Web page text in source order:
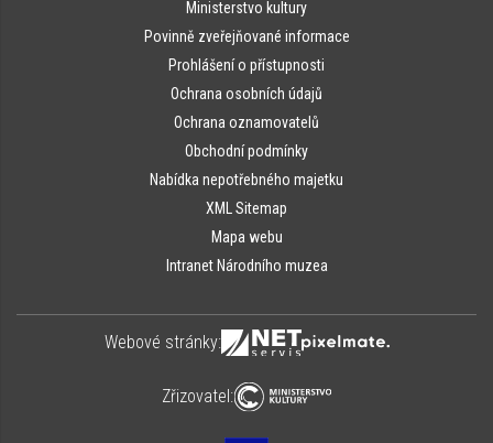
Ministerstvo kultury
Povinně zveřejňované informace
Prohlášení o přístupnosti
Ochrana osobních údajů
Ochrana oznamovatelů
Obchodní podmínky
Nabídka nepotřebného majetku
XML Sitemap
Mapa webu
Intranet Národního muzea
Webové stránky:
Zřizovatel: